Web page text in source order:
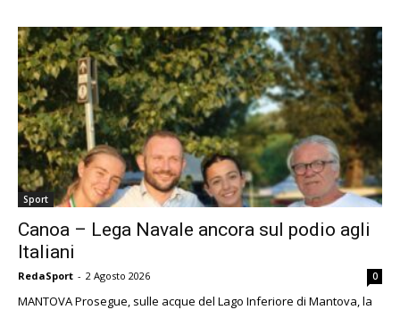
Sport
Canoa – Lega Navale ancora sul podio agli
Italiani
RedaSport - 2 Agosto 2026 0
MANTOVA Prosegue, sulle acque del Lago Inferiore di Mantova, la